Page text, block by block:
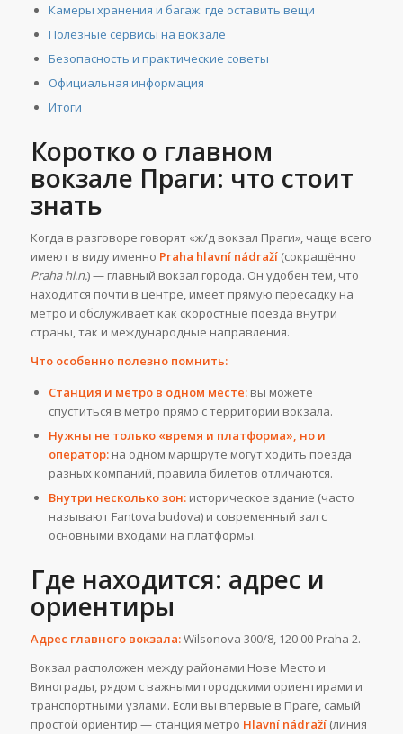
Камеры хранения и багаж: где оставить вещи
Полезные сервисы на вокзале
Безопасность и практические советы
Официальная информация
Итоги
Коротко о главном
вокзале Праги: что стоит
знать
Когда в разговоре говорят «ж/д вокзал Праги», чаще всего
имеют в виду именно Praha hlavní nádraží(сокращённо
Praha hl.n.) — главный вокзал города. Он удобен тем, что
находится почти в центре, имеет прямую пересадку на
метро и обслуживает как скоростные поезда внутри
страны, так и международные направления.
Что особенно полезно помнить:
Станция и метро в одном месте:вы можете
спуститься в метро прямо с территории вокзала.
Нужны не только «время и платформа», но и
оператор:на одном маршруте могут ходить поезда
разных компаний, правила билетов отличаются.
Внутри несколько зон:историческое здание (часто
называют Fantova budova) и современный зал с
основными входами на платформы.
Где находится: адрес и
ориентиры
Адрес главного вокзала:Wilsonova 300/8, 120 00 Praha 2.
Вокзал расположен между районами Нове Место и
Винограды, рядом с важными городскими ориентирами и
транспортными узлами. Если вы впервые в Праге, самый
простой ориентир — станция метро Hlavní nádraží(линия